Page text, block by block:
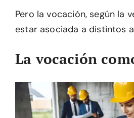
Pero la vocación, según la
estar asociada a distintos
La vocación